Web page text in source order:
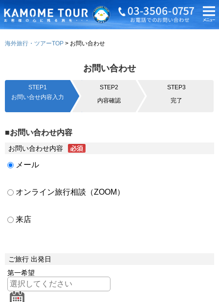
海外旅行・ツアーTOP お問い合わせ
お問い合わせ
STEP1
お問い合せ内容入力
STEP2
内容確認
STEP3
完了
■お問い合わせ内容
お問い合わせ内容
メール
オンライン旅行相談（ZOOM）
来店
ご旅行 出発日
第一希望